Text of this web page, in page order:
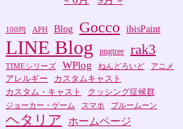
100均 APH Blog Gocco ibisPaint
LINE Blog pngtree rak3
TIMEシリーズ WPlog ねんどろいど アニメ
アレルギー
カスタムキャスト
カスタム・キャスト
クッシング症候群
ジョーカー・ゲーム スマホ ブルームーン
ヘタリア ホームページ